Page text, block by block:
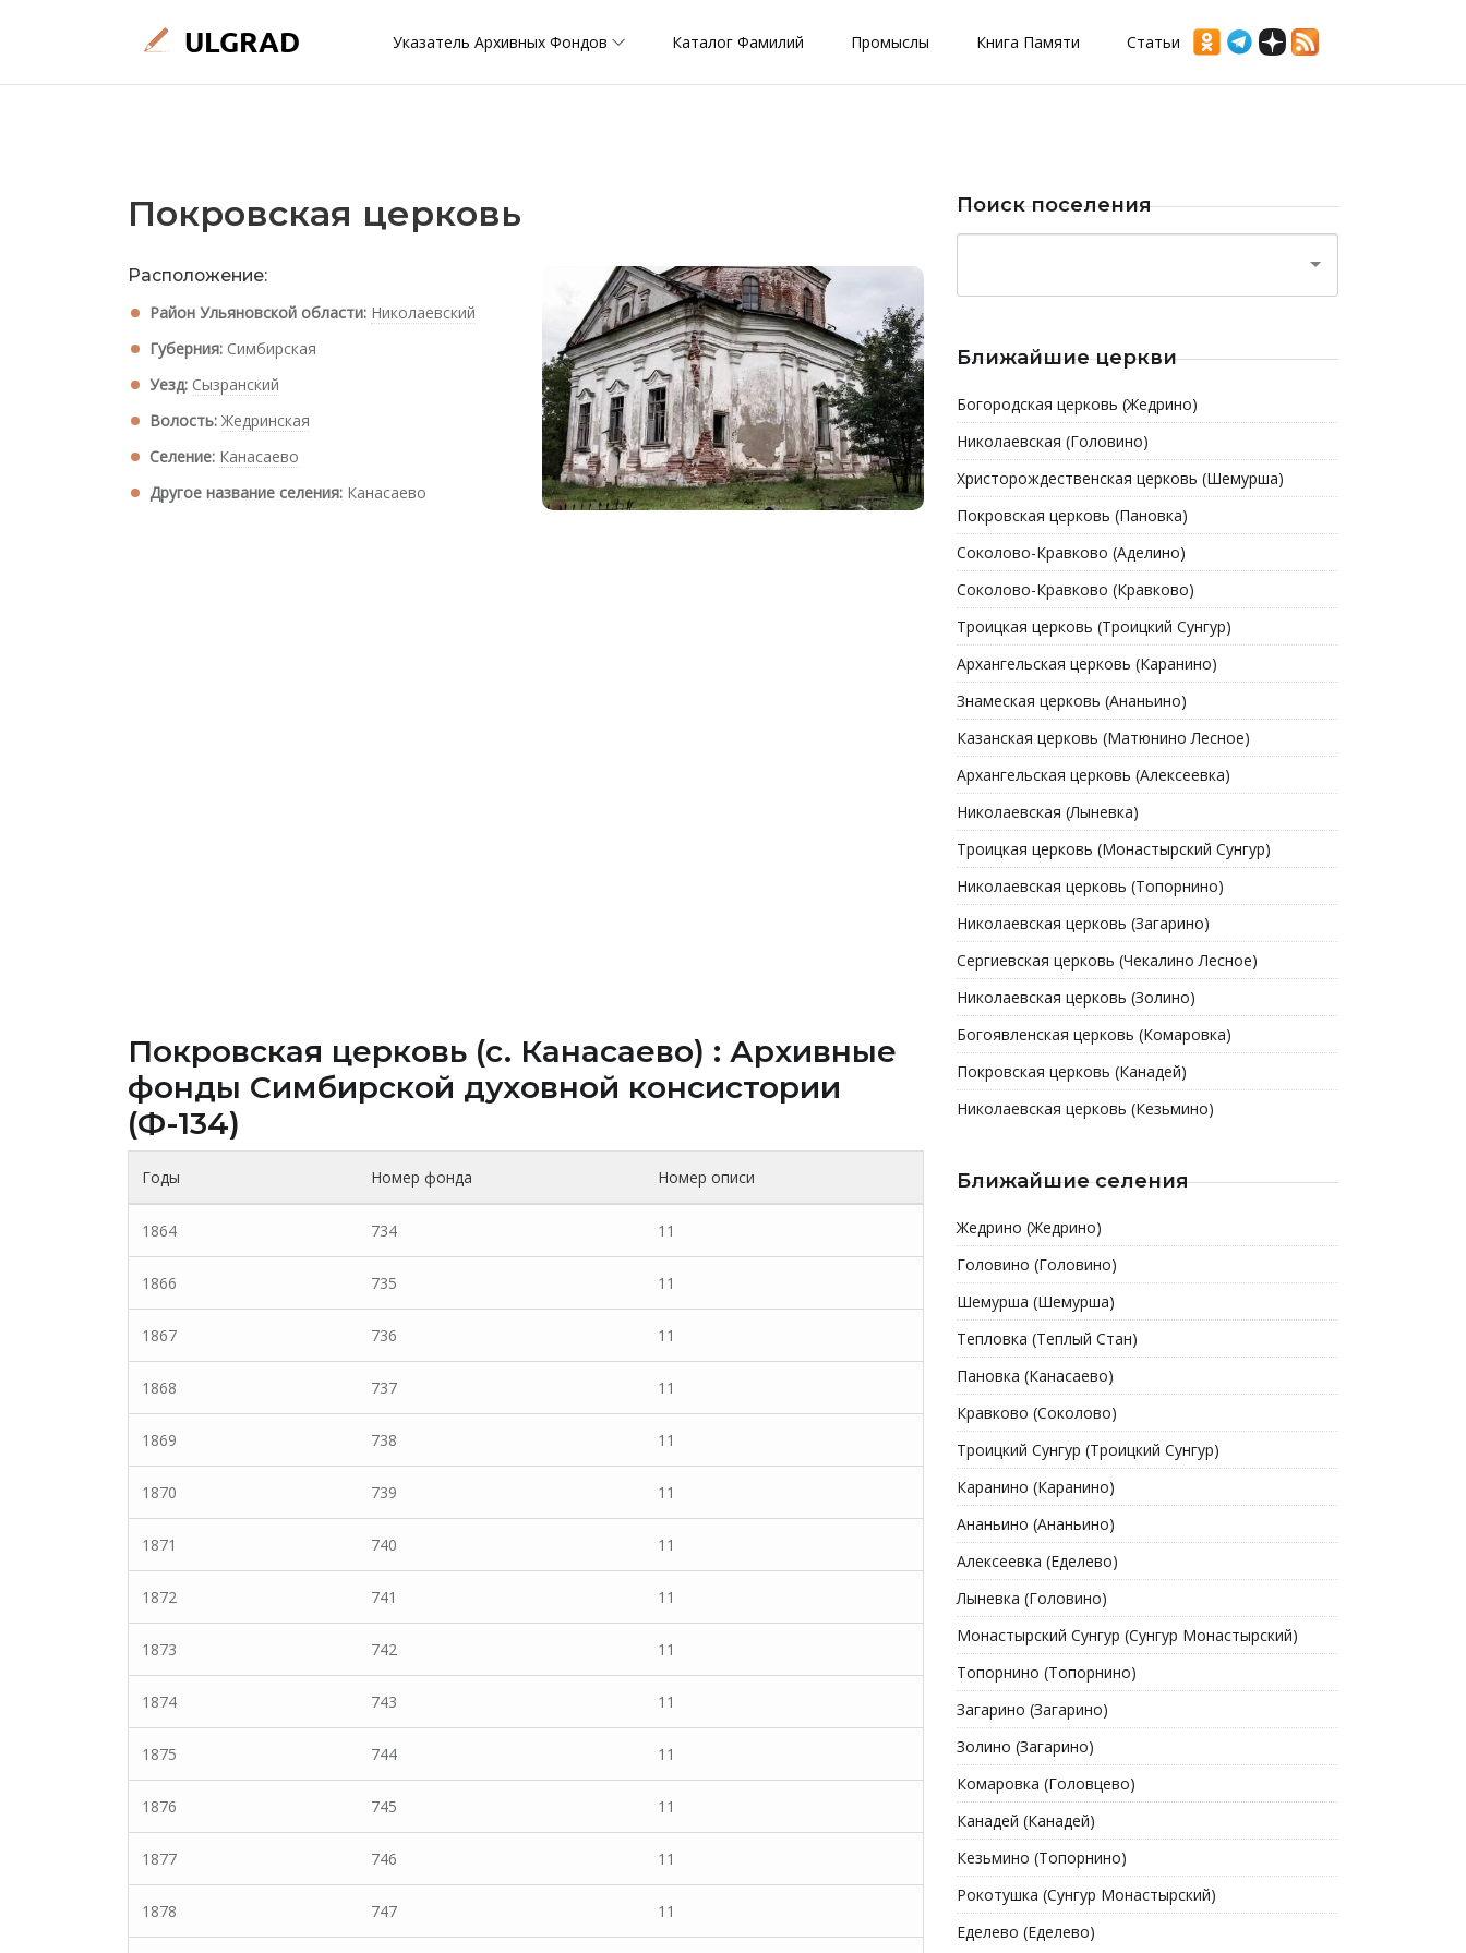
Указатель Архивных Фондов Каталог Фамилий Промыслы Книга Памяти Статьи
Покровская церковь
Расположение:
Район Ульяновской области: Николаевский
Губерния: Симбирская
Уезд: Сызранский
Волость: Жедринская
Селение: Канасаево
Другое название селения: Канасаево
Покровская церковь (c. Канасаево) : Архивные
фонды Cимбирской духовной консистории
(Ф-134)
Годы Номер фонда Номер описи
1864 734 11
1866 735 11
1867 736 11
1868 737 11
1869 738 11
1870 739 11
1871 740 11
1872 741 11
1873 742 11
1874 743 11
1875 744 11
1876 745 11
1877 746 11
1878 747 11
Поиск поселения
Ближайшие церкви
Богородская церковь (Жедрино)
Николаевская (Головино)
Христорождественская церковь (Шемурша)
Покровская церковь (Пановка)
Соколово-Кравково (Аделино)
Соколово-Кравково (Кравково)
Троицкая церковь (Троицкий Сунгур)
Архангельская церковь (Каранино)
Знамеская церковь (Ананьино)
Казанская церковь (Матюнино Лесное)
Архангельская церковь (Алексеевка)
Николаевская (Лыневка)
Троицкая церковь (Монастырский Сунгур)
Николаевская церковь (Топорнино)
Николаевская церковь (Загарино)
Сергиевская церковь (Чекалино Лесное)
Николаевская церковь (Золино)
Богоявленская церковь (Комаровка)
Покровская церковь (Канадей)
Николаевская церковь (Кезьмино)
Ближайшие селения
Жедрино (Жедрино)
Головино (Головино)
Шемурша (Шемурша)
Тепловка (Теплый Стан)
Пановка (Канасаево)
Кравково (Соколово)
Троицкий Сунгур (Троицкий Сунгур)
Каранино (Каранино)
Ананьино (Ананьино)
Алексеевка (Еделево)
Лыневка (Головино)
Монастырский Сунгур (Сунгур Монастырский)
Топорнино (Топорнино)
Загарино (Загарино)
Золино (Загарино)
Комаровка (Головцево)
Канадей (Канадей)
Кезьмино (Топорнино)
Рокотушка (Сунгур Монастырский)
Еделево (Еделево)